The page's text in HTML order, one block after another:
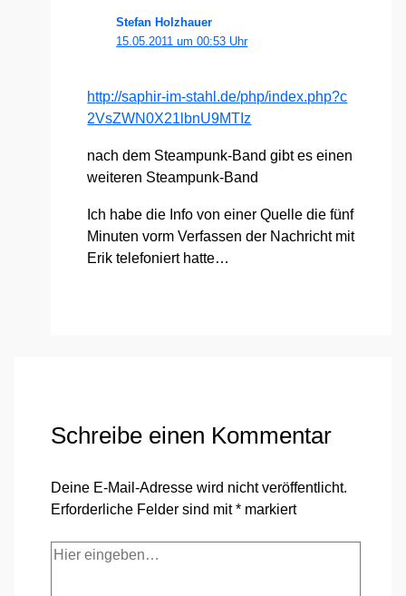
Stefan Holzhauer
15.05.2011 um 00:53 Uhr
http://​saphir​-im​-stahl​.de/​p​h​p​/​i​n​d​e​x​.​p​h​p​?​c​
2​V​s​Z​W​N​0​X​2​1​l​b​n​U​9​M​TIz
nach dem Steam­punk-Band gibt es einen
wei­te­ren Steam­punk-Band
Ich habe die Info von einer Quel­le die fünf
Minu­ten vorm Ver­fas­sen der Nach­richt mit
Erik tele­fo­niert hat­te…
Schreibe einen Kommentar
Deine E-Mail-Adresse wird nicht veröffentlicht.
Erforderliche Felder sind mit* markiert
Hier